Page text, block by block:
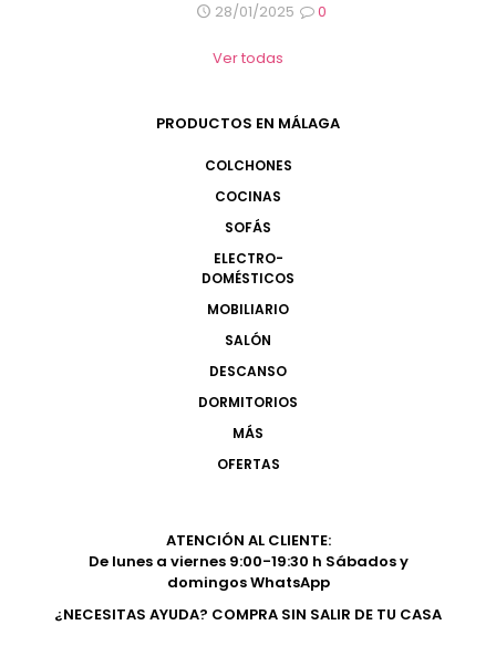
28/01/2025 0
Ver todas
PRODUCTOS EN MÁLAGA
COLCHONES
COCINAS
SOFÁS
ELECTRO-
DOMÉSTICOS
MOBILIARIO
SALÓN
DESCANSO
DORMITORIOS
MÁS
OFERTAS
ATENCIÓN AL CLIENTE:
De lunes a viernes 9:00-19:30 h Sábados y
domingos WhatsApp
¿NECESITAS AYUDA? COMPRA SIN SALIR DE TU CASA